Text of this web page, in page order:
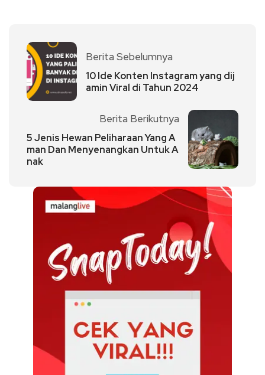
Berita Sebelumnya
10 Ide Konten Instagram yang dij
amin Viral di Tahun 2024
Berita Berikutnya
5 Jenis Hewan Peliharaan Yang A
man Dan Menyenangkan Untuk A
nak